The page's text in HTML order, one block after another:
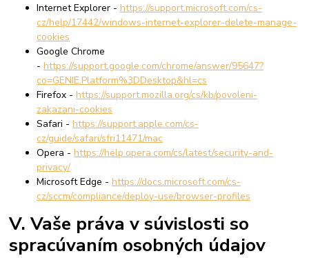
Internet Explorer -https://support.microsoft.com/cs-
cz/help/17442/windows-internet-explorer-delete-manage-
cookies
Google Chrome
-https://support.google.com/chrome/answer/95647?
co=GENIE.Platform%3DDesktop&hl=cs
Firefox -https://support.mozilla.org/cs/kb/povoleni-
zakazani-cookies
Safari -https://support.apple.com/cs-
cz/guide/safari/sfri11471/mac
Opera -https://help.opera.com/cs/latest/security-and-
privacy/
Microsoft Edge -https://docs.microsoft.com/cs-
cz/sccm/compliance/deploy-use/browser-profiles
V. Vaše práva v súvislosti so
spracúvaním osobných údajov